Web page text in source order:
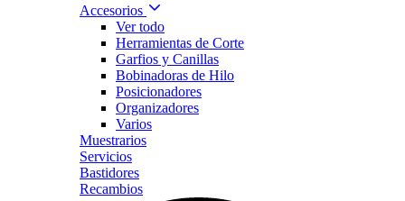
Accesorios
Ver todo
Herramientas de Corte
Garfios y Canillas
Bobinadoras de Hilo
Posicionadores
Organizadores
Varios
Muestrarios
Servicios
Bastidores
Recambios